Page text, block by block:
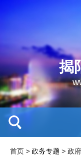
揭
首页 > 政务专题 > 政